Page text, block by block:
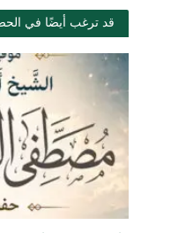
قد ترغب أيضًا في